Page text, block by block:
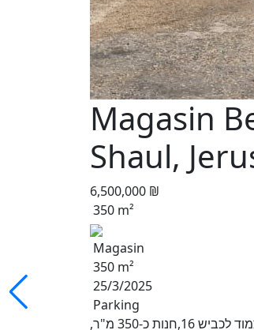
Magasin
Shaul,
6,500,000 ₪
350 m²
Magasin
350 m²
25/3/2025
Parking
בכניסה לגבעת שאול (רח' בית הדפוס), חנות משופצת למכירה! במיקום מעולה וצמוד לכביש 16,חנות כ-350 מ"ר,